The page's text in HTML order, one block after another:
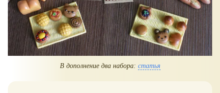
В дополнение два набора: статья